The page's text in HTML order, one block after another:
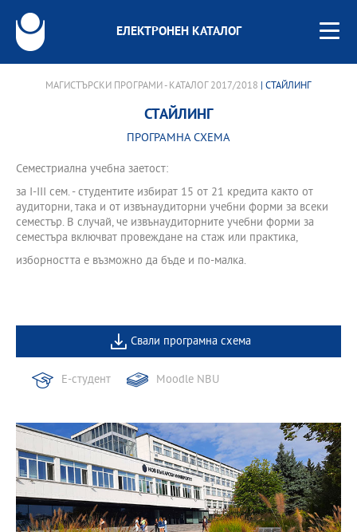
ЕЛЕКТРОНЕН КАТАЛОГ
МАГИСТЪРСКИ ПРОГРАМИ - КАТАЛОГ 2017/2018 | СТАЙЛИНГ
СТАЙЛИНГ
ПРОГРАМНА СХЕМА
Семестриална учебна заетост:
за І-III сем. - студентите избират 15 от 21 кредита както от
аудиторни, така и от извънаудиторни учебни форми за всеки
семестър. В случай, че извънаудиторните учебни форми за
семестъра включват провеждане на стаж или практика,
изборността е възможно да бъде и по-малка.
Свали програмна схема
Е-студент Moodle NBU